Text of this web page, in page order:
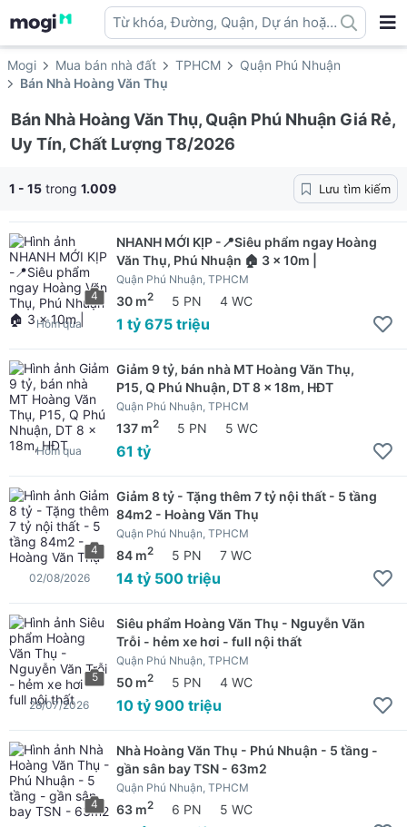
Từ khóa, Đường, Quận, Dự án hoặc
địa danh ...
Mogi Mua bán nhà đất TPHCM
Quận Phú Nhuận
Bán Nhà Hoàng Văn Thụ
Bán Nhà Hoàng Văn Thụ, Quận Phú Nhuận Giá Rẻ,
Uy Tín, Chất Lượng T8/2026
1 - 15 trong 1.009 Lưu tìm kiếm
4
NHANH MỚI KỊP -📍Siêu phẩm ngay Hoàng
Văn Thụ, Phú Nhuận 🏠 3 x 10m |
Quận Phú Nhuận, TPHCM
30 m2 5 PN 4 WC
1 tỷ 675 triệu
Hôm qua
Giảm 9 tỷ, bán nhà MT Hoàng Văn Thụ,
P15, Q Phú Nhuận, DT 8 x 18m, HĐT
Quận Phú Nhuận, TPHCM
137 m2 5 PN 5 WC
61 tỷ
Hôm qua
4
Giảm 8 tỷ - Tặng thêm 7 tỷ nội thất - 5 tầng
84m2 - Hoàng Văn Thụ
Quận Phú Nhuận, TPHCM
84 m2 5 PN 7 WC
14 tỷ 500 triệu
02/08/2026
5
Siêu phẩm Hoàng Văn Thụ - Nguyễn Văn
Trỗi - hẻm xe hơi - full nội thất
Quận Phú Nhuận, TPHCM
50 m2 5 PN 4 WC
10 tỷ 900 triệu
28/07/2026
4
Nhà Hoàng Văn Thụ - Phú Nhuận - 5 tầng -
gần sân bay TSN - 63m2
Quận Phú Nhuận, TPHCM
63 m2 6 PN 5 WC